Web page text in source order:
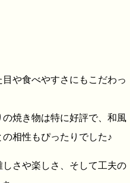
や食べやすさにもこだわっ
焼き物は特に好評で、和風
相性もぴったりでした♪
さや楽しさ、そして工夫の